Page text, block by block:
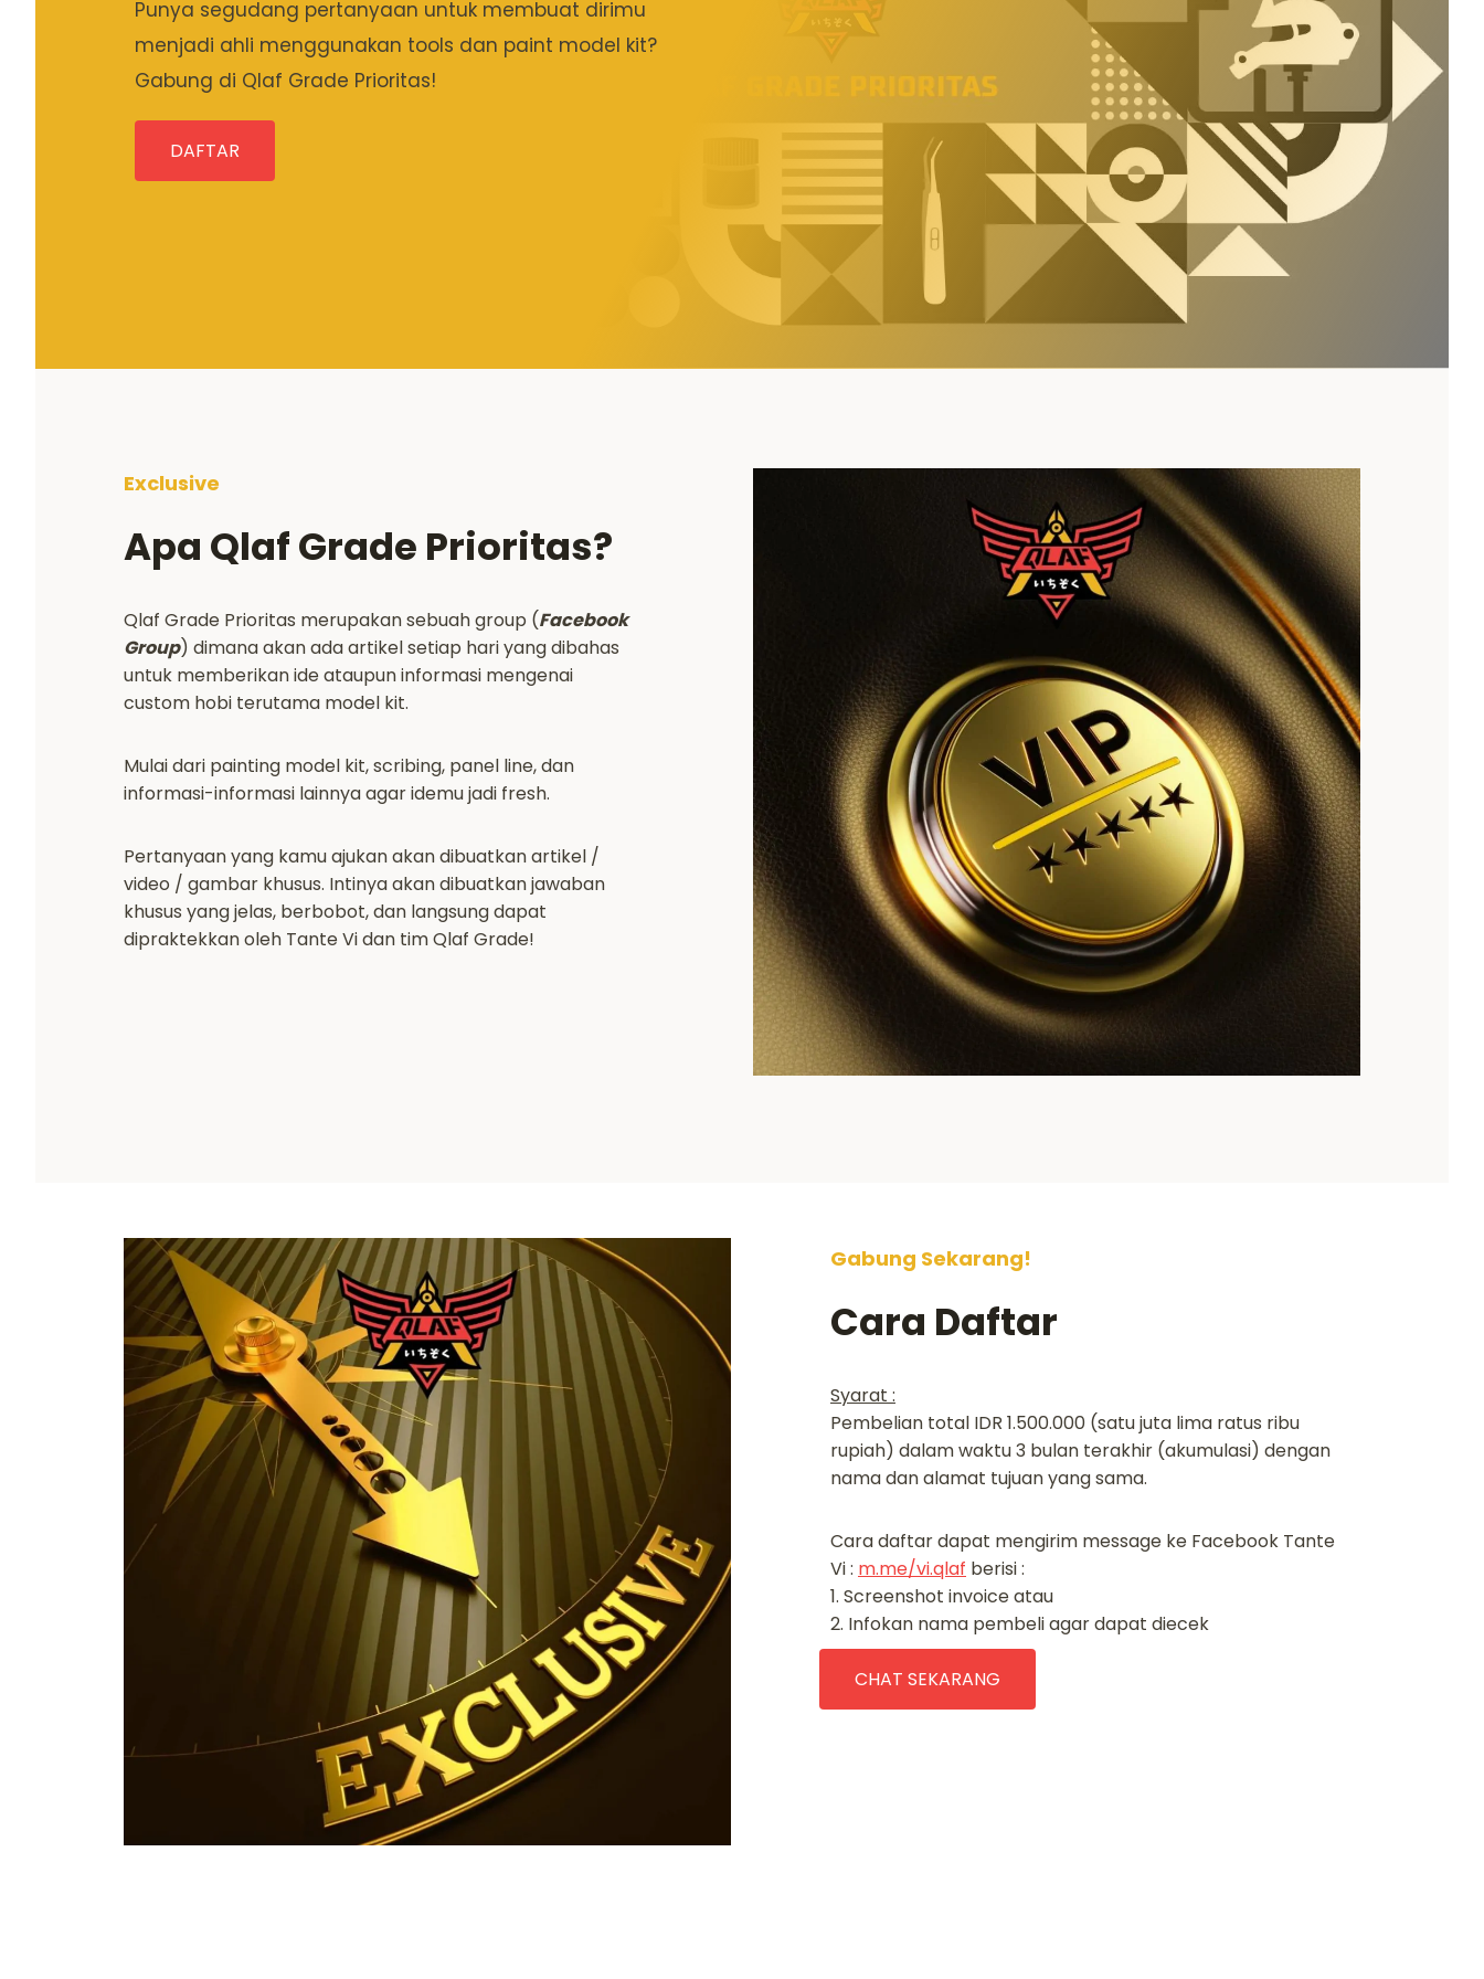
Punya segudang pertanyaan untuk membuat dirimu
menjadi ahli menggunakan tools dan paint model kit?
Gabung di Qlaf Grade Prioritas!
DAFTAR
Exclusive
Apa Qlaf Grade Prioritas?
Qlaf Grade Prioritas merupakan sebuah group (Facebook
Group) dimana akan ada artikel setiap hari yang dibahas
untuk memberikan ide ataupun informasi mengenai
custom hobi terutama model kit.
Mulai dari painting model kit, scribing, panel line, dan
informasi-informasi lainnya agar idemu jadi fresh.
Pertanyaan yang kamu ajukan akan dibuatkan artikel /
video / gambar khusus. Intinya akan dibuatkan jawaban
khusus yang jelas, berbobot, dan langsung dapat
dipraktekkan oleh Tante Vi dan tim Qlaf Grade!
Gabung Sekarang!
Cara Daftar
Syarat :
Pembelian total IDR 1.500.000 (satu juta lima ratus ribu
rupiah) dalam waktu 3 bulan terakhir (akumulasi) dengan
nama dan alamat tujuan yang sama.
Cara daftar dapat mengirim message ke Facebook Tante
Vi : m.me/vi.qlaf berisi :
1. Screenshot invoice atau
2. Infokan nama pembeli agar dapat diecek
CHAT SEKARANG